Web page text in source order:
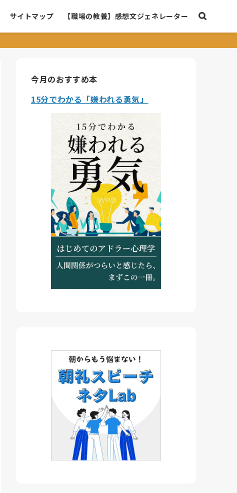
サイトマップ 【職場の教養】感想文ジェネレーター
今月のおすすめ本
15分でわかる「嫌われる勇気」